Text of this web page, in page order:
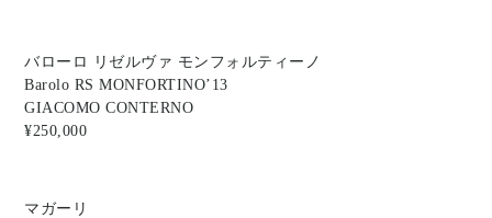
バローロ リゼルヴァ モンフォルティーノ
Barolo RS MONFORTINO’13
GIACOMO CONTERNO
¥250,000
マガーリ